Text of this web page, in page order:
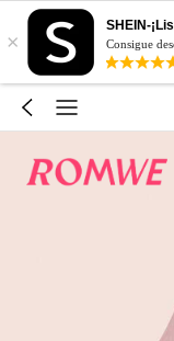
×
SHEIN-
Consigue